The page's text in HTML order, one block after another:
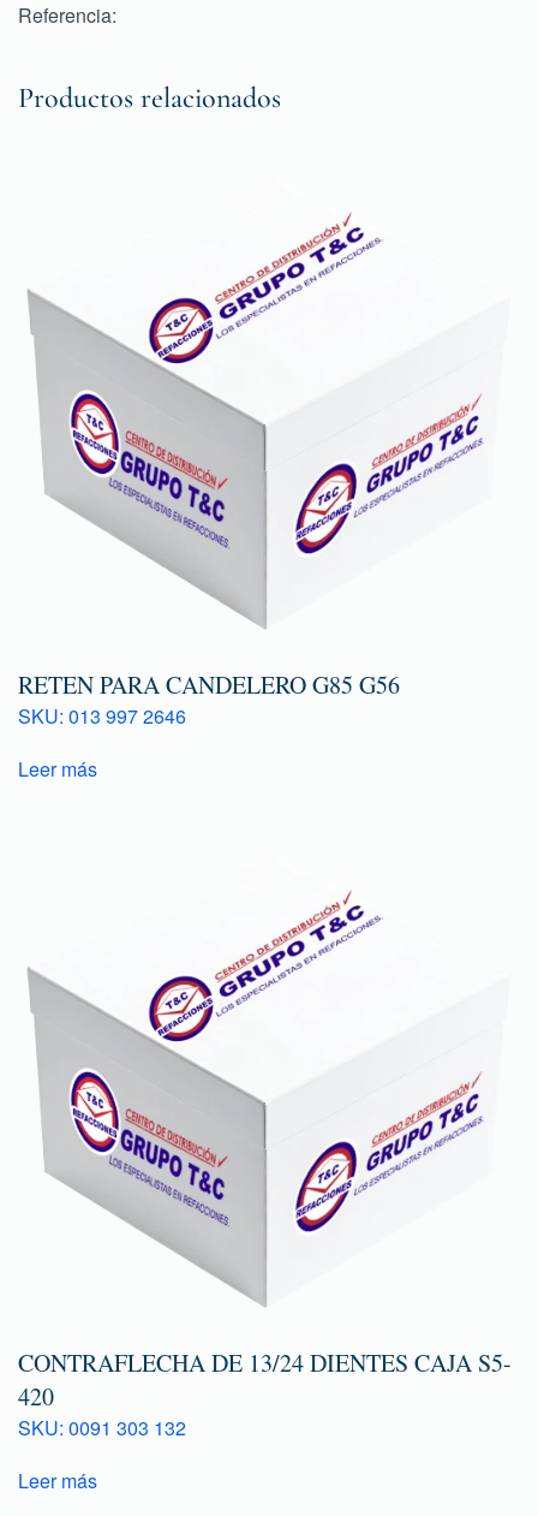
Referencia:
Productos relacionados
RETEN PARA CANDELERO G85 G56
SKU: 013 997 2646
Leer más
CONTRAFLECHA DE 13/24 DIENTES CAJA S5-
420
SKU: 0091 303 132
Leer más